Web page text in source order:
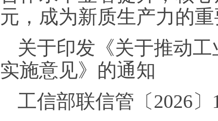
元，成为新质生产力的
关于印发《关于推动
实施意见》的通知
工信部联信管〔2026〕